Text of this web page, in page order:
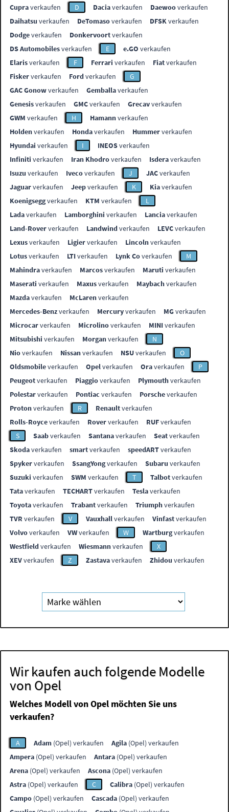
Cupraverkaufen D Daciaverkaufen Daewooverkaufen
Daihatsu verkaufen DeTomasoverkaufen DFSKverkaufen
Dodgeverkaufen Donkervoortverkaufen
DS Automobilesverkaufen E e.GO verkaufen
Elarisverkaufen F Ferrari verkaufen Fiatverkaufen
Fiskerverkaufen Fordverkaufen
G
GAC Gonowverkaufen Gemballaverkaufen
Genesisverkaufen GMCverkaufen Grecavverkaufen
GWM verkaufen H Hamannverkaufen
Holdenverkaufen Hondaverkaufen Hummerverkaufen
Hyundai verkaufen I INEOSverkaufen
Infiniti verkaufen Iran Khodroverkaufen Isderaverkaufen
Isuzu verkaufen Ivecoverkaufen J JACverkaufen
Jaguarverkaufen Jeepverkaufen K Kiaverkaufen
Koenigseggverkaufen KTM verkaufen
L
Ladaverkaufen Lamborghini verkaufen Lanciaverkaufen
Land-Roververkaufen Landwindverkaufen LEVCverkaufen
Lexusverkaufen Ligierverkaufen Lincolnverkaufen
Lotusverkaufen LTIverkaufen Lynk Coverkaufen
M
Mahindraverkaufen Marcosverkaufen Maruti verkaufen
Maserati verkaufen Maxusverkaufen Maybachverkaufen
Mazdaverkaufen McLarenverkaufen
Mercedes-Benzverkaufen Mercuryverkaufen MGverkaufen
Microcarverkaufen Microlinoverkaufen MINIverkaufen
Mitsubishi verkaufen Morganverkaufen
N
Nioverkaufen Nissanverkaufen NSUverkaufen
O
Oldsmobileverkaufen Opelverkaufen Oraverkaufen
P
Peugeotverkaufen Piaggioverkaufen Plymouthverkaufen
Polestarverkaufen Pontiac verkaufen Porscheverkaufen
Protonverkaufen R Renaultverkaufen
Rolls-Royceverkaufen Roververkaufen RUFverkaufen
S
Saabverkaufen Santanaverkaufen Seatverkaufen
Skodaverkaufen smartverkaufen speedARTverkaufen
Spykerverkaufen SsangYongverkaufen Subaru verkaufen
Suzuki verkaufen SWM verkaufen T Talbotverkaufen
Tataverkaufen TECHARTverkaufen Teslaverkaufen
Toyotaverkaufen Trabantverkaufen Triumphverkaufen
TVR verkaufen V Vauxhallverkaufen Vinfastverkaufen
Volvoverkaufen VWverkaufen W Wartburgverkaufen
Westfieldverkaufen Wiesmannverkaufen
X
XEVverkaufen Z Zastavaverkaufen Zhidou verkaufen
Wir kaufen auch folgende Modelle
von Opel
Welches Modell von Opel möchten Sie uns
verkaufen?
A Adam (Opel) verkaufen Agila (Opel) verkaufen
Ampera (Opel) verkaufen Antara (Opel) verkaufen
Arena (Opel) verkaufen Ascona (Opel) verkaufen
Astra (Opel) verkaufen C Calibra (Opel) verkaufen
Campo (Opel) verkaufen Cascada (Opel) verkaufen